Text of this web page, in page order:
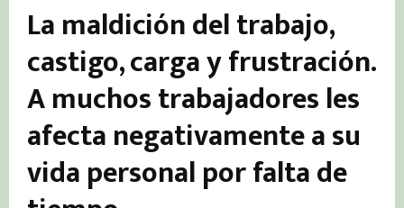
La maldición del trabajo,
castigo, carga y frustración.
A muchos trabajadores les
afecta negativamente a su
vida personal por falta de